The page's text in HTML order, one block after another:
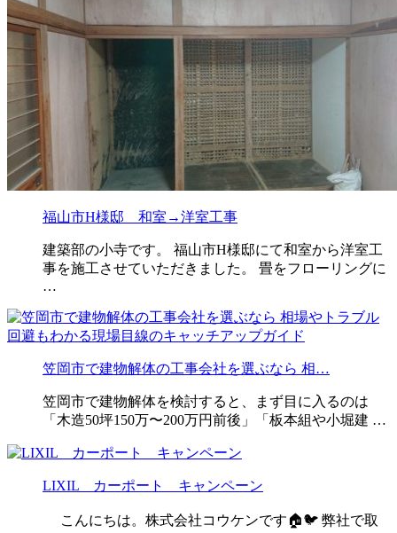
福山市H様邸 和室→洋室工事
建築部の小寺です。 福山市H様邸にて和室から洋室工
事を施工させていただきました。 畳をフローリングに
…
笠岡市で建物解体の工事会社を選ぶなら 相…
笠岡市で建物解体を検討すると、まず目に入るのは
「木造50坪150万〜200万円前後」「板本組や小堀建 …
LIXIL カーポート キャンペーン
こんにちは。株式会社コウケンです🏠🐦 弊社で取